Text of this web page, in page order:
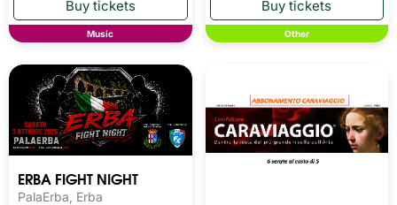
Music Other
ERBA FIGHT NIGHT
PalaErba, Erba